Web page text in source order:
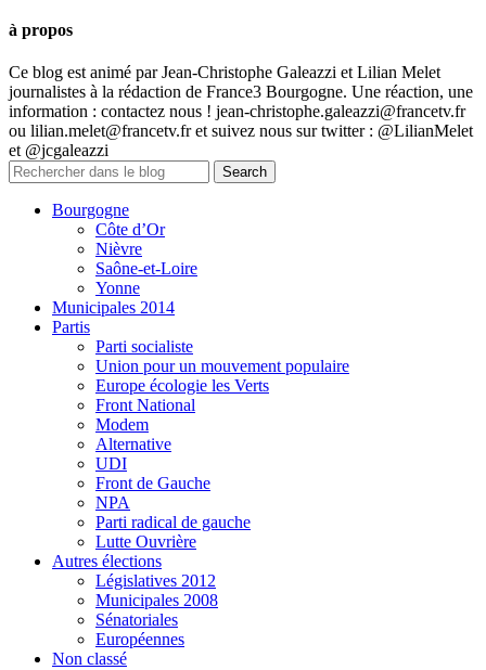
à propos
Ce blog est animé par Jean-Christophe Galeazzi et Lilian Melet
journalistes à la rédaction de France3 Bourgogne. Une réaction, une
information : contactez nous ! jean-christophe.galeazzi@francetv.fr
ou lilian.melet@francetv.fr et suivez nous sur twitter : @LilianMelet
et @jcgaleazzi
Bourgogne
Côte d’Or
Nièvre
Saône-et-Loire
Yonne
Municipales 2014
Partis
Parti socialiste
Union pour un mouvement populaire
Europe écologie les Verts
Front National
Modem
Alternative
UDI
Front de Gauche
NPA
Parti radical de gauche
Lutte Ouvrière
Autres élections
Législatives 2012
Municipales 2008
Sénatoriales
Européennes
Non classé